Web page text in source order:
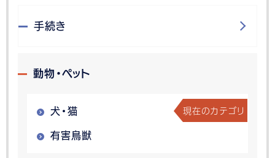
手続き
動物・ペット
犬・猫 現在のカテゴリ
有害鳥獣